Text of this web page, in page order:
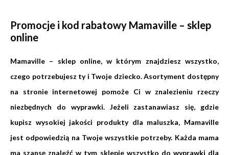
Promocje i kod rabatowy Mamaville – sklep
online
Mamaville – sklep online, w którym znajdziesz wszystko,
czego potrzebujesz ty i Twoje dziecko. Asortyment dostępny
na stronie internetowej pomoże Ci w znalezieniu rzeczy
niezbędnych do wyprawki. Jeżeli zastanawiasz się, gdzie
kupisz wysokiej jakości produkty dla maluszka, Mamaville
jest odpowiedzią na Twoje wszystkie potrzeby. Każda mama
ma szansę znaleźć w tym sklepie wszystko do wyprawki dla